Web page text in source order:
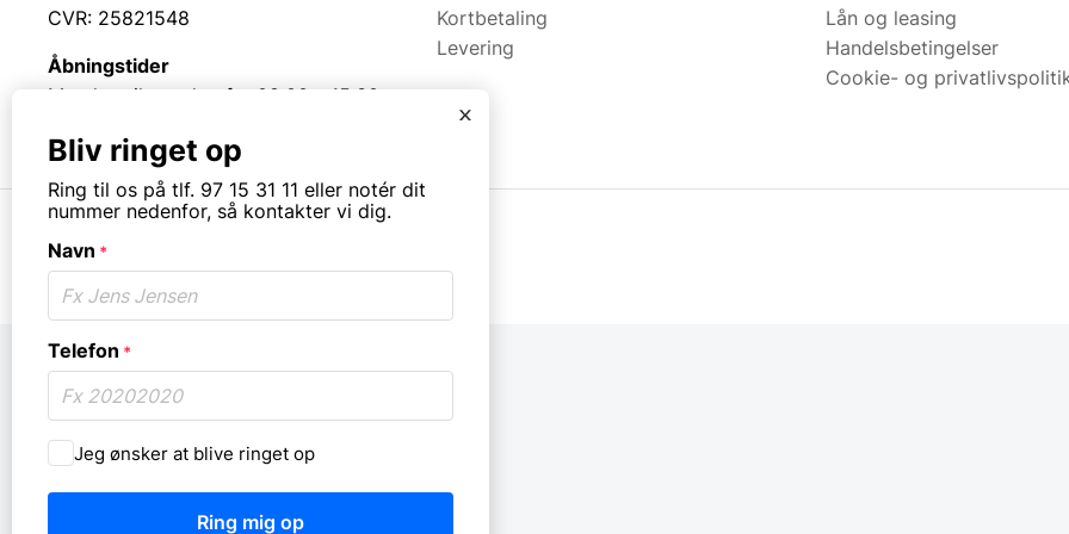
CVR: 25821548
Åbningstider
Mandag til torsdag fra 08:00 – 15:30.
Kortbetaling
Levering
Lån og leasing
Handelsbetingelser
Cookie- og
© Copyright. All rights reserved.
x
Bliv ringet op
Ring til os på tlf. 97 15 31 11 eller notér dit
nummer nedenfor, så kontakter vi dig.
Navn *
Telefon *
Må
vi
ringe
Jeg ønsker at blive ringet op